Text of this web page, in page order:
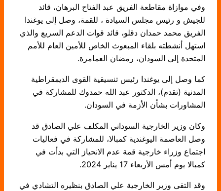
وفي موازاة مقاطعة الفريق عبد الفتاح البرهان، قائد
للجيش و رئيس مجلس السيادة ، للقمة، وصل إلى يوغندا
الفريق محمد حمدان دقلو، قائد قوات الدعم السريع والذي
استهل أنشطته بلقاء المبعوث الخاص للأمين العام للأمم
المتحدة إلى السودان، رمضان العمامرة.
كما وصل إلى يوغندا رئيس تنسيقية القوى الديمقراطية
المدنية (تقدم)، الدكتور عبد الله حمدوك للمشاركة في
المشاورات بشأن الأزمة في السودان.
وكان وزير الخارجية السوداني المكلف علي الصادق قد
وصل العاصمة اليوغندية كمبالا، للمشاركة في فعاليات
اجتماع وزراء خارجية قمة عدم الانحياز التي بدأت في
كمبالا يوم أمس الأربعاء 17 يناير 2024.
وقد التقى وزير الخارجية علي الصادق بنظيره التشادي في